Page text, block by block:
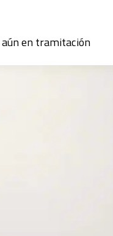
aún en tramitación